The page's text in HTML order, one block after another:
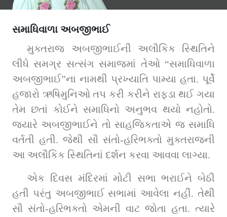
સમાધિવાળા અબજીભાઈ
મુક્તરાજ અબજીભાઈની અલૌકિક સ્થિતિને
લીધે સમગ્ર સત્સંગ સમાજમાં તેઓ “સમાધિવાળા
અબજીભાઈ”ના નામથી પ્રખ્યાતિ પામ્યા હતા. પૂર્વે
હજારો ઋષિમુનિઓ તપ કરી કરીને રાફડા થઈ ગયા
તેમ છતાં કોઈને સમાધિનો અનુભવ થયો નહોતો.
જ્યારે અબજીભાઈને તો સાહજિકતાએ જ સમાધિ
વર્તતી હતી. જેથી સૌ સંતો-હરિભક્તો મુક્તરાજની
આ અલૌકિક સ્થિતિનાં દર્શન કરવા આવવા લાગ્યા.
એક દિવસ મંદિરમાં મોટી સભા ભરાઈને બેઠી
હતી પરંતુ અબજીભાઈ સભામાં આવેલા નહીં. તેથી
સૌ સંતો-હરિભક્તો એમની વાટ જોતા હતા. ત્યારે